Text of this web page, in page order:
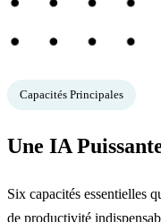
Capacités Principales
Une IA
Six capacités essentielles
de productivité